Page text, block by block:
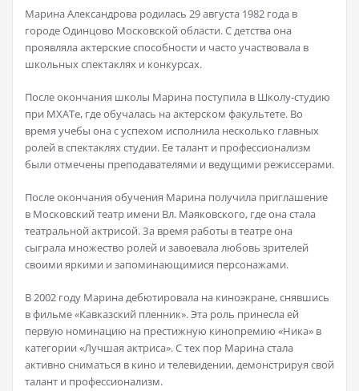
Марина Александрова родилась 29 августа 1982 года в
городе Одинцово Московской области. С детства она
проявляла актерские способности и часто участвовала в
школьных спектаклях и конкурсах.
После окончания школы Марина поступила в Школу-студию
при МХАТе, где обучалась на актерском факультете. Во
время учебы она с успехом исполнила несколько главных
ролей в спектаклях студии. Ее талант и профессионализм
были отмечены преподавателями и ведущими режиссерами.
После окончания обучения Марина получила приглашение
в Московский театр имени Вл. Маяковского, где она стала
театральной актрисой. За время работы в театре она
сыграла множество ролей и завоевала любовь зрителей
своими яркими и запоминающимися персонажами.
В 2002 году Марина дебютировала на киноэкране, снявшись
в фильме «Кавказский пленник». Эта роль принесла ей
первую номинацию на престижную кинопремию «Ника» в
категории «Лучшая актриса». С тех пор Марина стала
активно сниматься в кино и телевидении, демонстрируя свой
талант и профессионализм.